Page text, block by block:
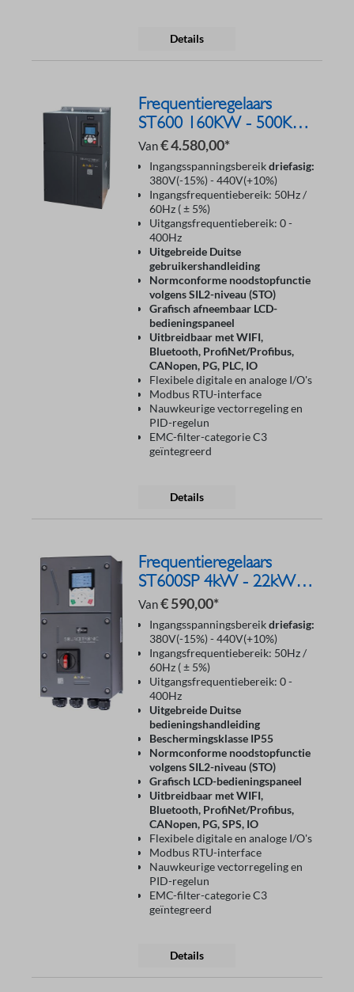
Details
Frequentieregelaars
ST600 160KW - 500KW
400V
Van€ 4.580,00*
Ingangsspanningsbereikdriefasig:
380V(-15%) - 440V(+10%)
Ingangsfrequentiebereik: 50Hz /
60Hz ( ± 5%)
Uitgangsfrequentiebereik: 0 -
400Hz
Uitgebreide Duitse
gebruikershandleiding
Normconforme noodstopfunctie
volgens SIL2-niveau (STO)
Grafisch afneembaar LCD-
bedieningspaneel
Uitbreidbaar met WIFI,
Bluetooth, ProfiNet/Profibus,
CANopen, PG, PLC, IO
Flexibele digitale en analoge I/O's
Modbus RTU-interface
Nauwkeurige vectorregeling en
PID-regelun
EMC-filter-categorie C3
geïntegreerd
Details
Frequentieregelaars
ST600SP 4kW - 22kW
400V IP55
Van€ 590,00*
Ingangsspanningsbereikdriefasig:
380V(-15%) - 440V(+10%)
Ingangsfrequentiebereik: 50Hz /
60Hz ( ± 5%)
Uitgangsfrequentiebereik: 0 -
400Hz
Uitgebreide Duitse
bedieningshandleiding
Beschermingsklasse IP55
Normconforme noodstopfunctie
volgens SIL2-niveau (STO)
Grafisch LCD-bedieningspaneel
Uitbreidbaar met WIFI,
Bluetooth, ProfiNet/Profibus,
CANopen, PG, SPS, IO
Flexibele digitale en analoge I/O's
Modbus RTU-interface
Nauwkeurige vectorregeling en
PID-regelun
EMC-filter-categorie C3
geïntegreerd
Details